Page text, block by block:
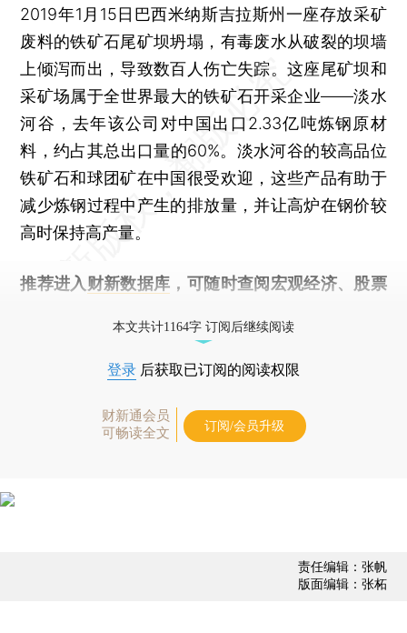
2019年1月15日巴西米纳斯吉拉斯州一座存放采矿
废料的铁矿石尾矿坝坍塌，有毒废水从破裂的坝墙
上倾泻而出，导致数百人伤亡失踪。这座尾矿坝和
采矿场属于全世界最大的铁矿石开采企业——淡水
河谷，去年该公司对中国出口2.33亿吨炼钢原材
料，约占其总出口量的60%。淡水河谷的较高品位
铁矿石和球团矿在中国很受欢迎，这些产品有助于
减少炼钢过程中产生的排放量，并让高炉在钢价较
高时保持高产量。
推荐进入 财新数据库 ，可随时查阅宏观经济、股票
本文共计1164字 订阅后继续阅读
登录 后获取已订阅的阅读权限
财新通会员
可畅读全文
订阅/会员升级
责任编辑：张帆
版面编辑：张柘